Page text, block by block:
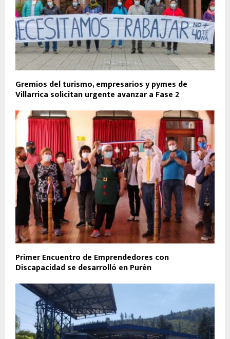
Gremios del turismo, empresarios y pymes de
Villarrica solicitan urgente avanzar a Fase 2
Primer Encuentro de Emprendedores con
Discapacidad se desarrolló en Purén